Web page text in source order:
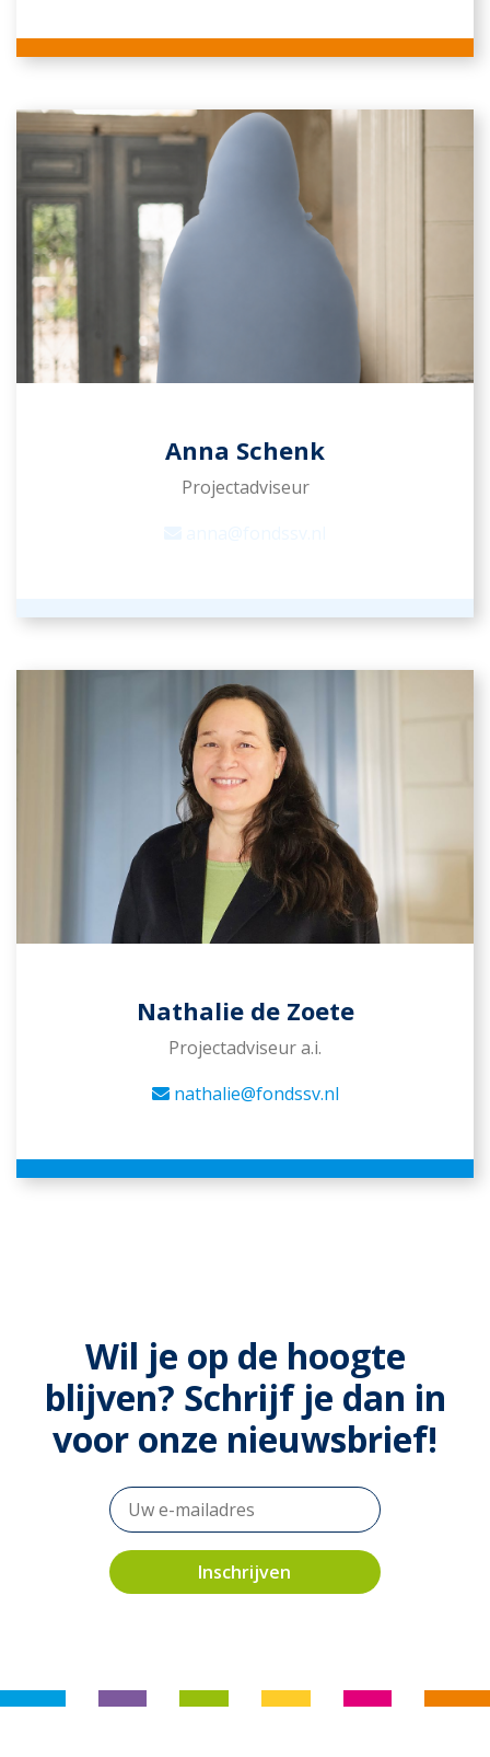
Anna Schenk
Projectadviseur
Nathalie de Zoete
Projectadviseur a.i.
nathalie@fondssv.nl
Wil je op de hoogte
blijven? Schrijf je dan in
voor onze nieuwsbrief!